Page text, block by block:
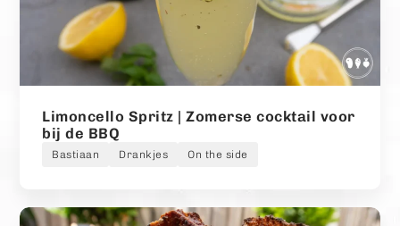
Limoncello Spritz | Zomerse cocktail voor
bij de BBQ
Bastiaan Drankjes On the side